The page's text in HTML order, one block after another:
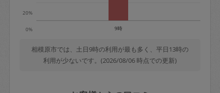
0%
20%
9時
相模原市では、土日9時の利用が最も多く、平日13時の
利用が少ないです。(2026/08/06 時点での更新)